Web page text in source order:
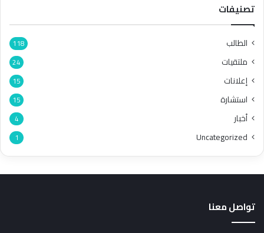
تصنيفات
الطالب 118
ملتقيات 24
إعلانات 15
استشارة 15
أخبار 4
Uncategorized
1
تواصل معنا